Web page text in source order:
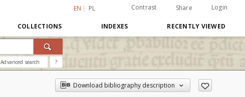
EN PL Contrast Share Login
COLLECTIONS INDEXES RECENTLY VIEWED
Advanced search ?
Download bibliography description